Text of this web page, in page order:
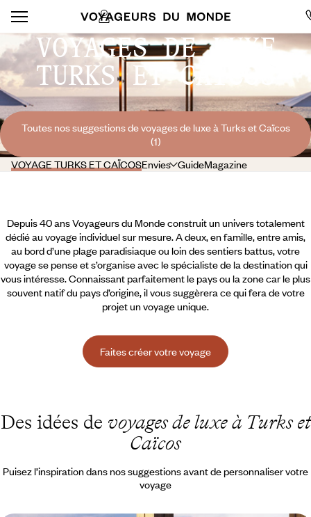
VOYAGES DE LUXE
TURKS ET CAÏCOS
Toutes nos suggestions de voyages de luxe à Turks et Caïcos
(1)
VOYAGE TURKS ET CAÏCOSEnvies GuideMagazine
Depuis 40 ans Voyageurs du Monde construit un univers totalement
dédié au voyage individuel sur mesure. A deux, en famille, entre amis,
au bord d’une plage paradisiaque ou loin des sentiers battus, votre
voyage se pense et s’organise avec le spécialiste de la destination qui
vous intéresse. Connaissant parfaitement le pays ou la zone car le plus
souvent natif du pays d’origine, il vous suggèrera ce qui fera de votre
projet un voyage unique.
Faites créer votre voyage
Des idées de voyages de luxe à Turks et
Caïcos
Puisez l’inspiration dans nos suggestions avant de personnaliser votre
voyage